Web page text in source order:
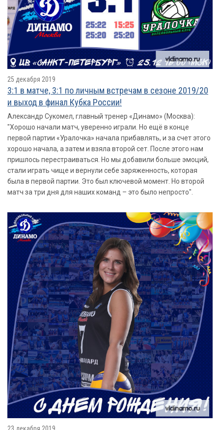
25 декабря 2019
3:1 в матче, 3:1 по личным встречам в сезоне 2019/20
и выход в финал Кубка России!
Александр Сукомел, главный тренер «Динамо» (Москва):
"Хорошо начали матч, уверенно играли. Но ещё в конце
первой партии «Уралочка» начала прибавлять, и за счет этого
хорошо начала, а затем и взяла второй сет. После этого нам
пришлось перестраиваться. Но мы добавили больше эмоций,
стали играть чище и вернули себе заряженность, которая
была в первой партии. Это был ключевой момент. Но второй
матч за три дня для наших команд – это было непросто".